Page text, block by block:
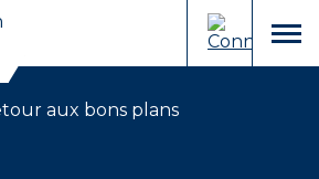
aux bons plans
sur ce site.